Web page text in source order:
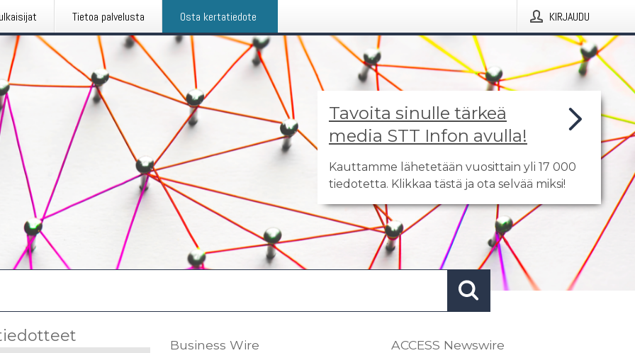
Tietoa palvelusta Osta kertatiedote KIRJAUDU
Tavoita sinulle tärkeä
media STT Infon avulla!
Kauttamme lähetetään vuosittain yli 17 000
tiedotetta. Klikkaa tästä ja ota selvää miksi!
Business Wire ACCESS Newswire